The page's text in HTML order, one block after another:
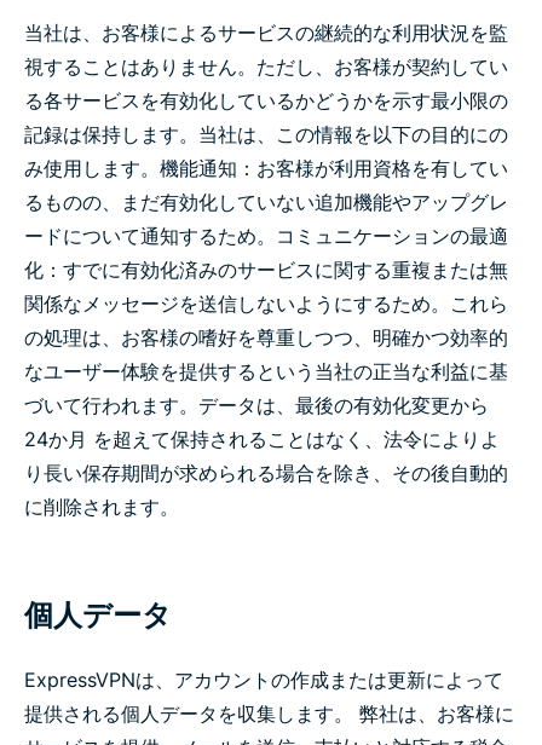
当社は、お客様によるサービスの継続的な利用状況を監
視することはありません。ただし、お客様が契約してい
る各サービスを有効化しているかどうかを示す最小限の
記録は保持します。当社は、この情報を以下の目的にの
み使用します。機能通知：お客様が利用資格を有してい
るものの、まだ有効化していない追加機能やアップグレ
ードについて通知するため。コミュニケーションの最適
化：すでに有効化済みのサービスに関する重複または無
関係なメッセージを送信しないようにするため。これら
の処理は、お客様の嗜好を尊重しつつ、明確かつ効率的
なユーザー体験を提供するという当社の正当な利益に基
づいて行われます。データは、最後の有効化変更から
24か月 を超えて保持されることはなく、法令によりよ
り長い保存期間が求められる場合を除き、その後自動的
に削除されます。
個人データ
ExpressVPNは、アカウントの作成または更新によって
提供される個人データを収集します。 弊社は、お客様に